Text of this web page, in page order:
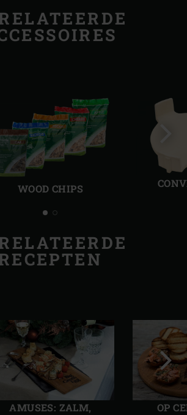
WOOD CHIPS
slide
AMUSES: ZALM,
OP
slide